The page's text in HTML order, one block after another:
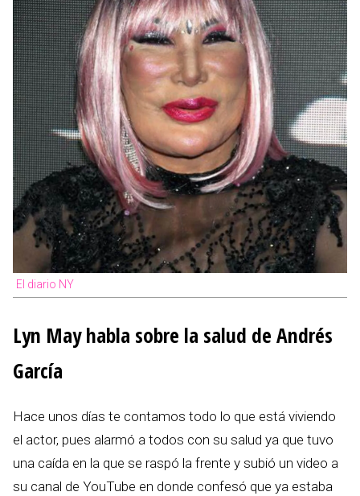
El diario NY
Lyn May habla sobre la salud de Andrés
García
Hace unos días te contamos todo lo que está viviendo
el actor, pues alarmó a todos con su salud ya que tuvo
una caída en la que se raspó la frente y subió un video a
su canal de YouTube en donde confesó que ya estaba